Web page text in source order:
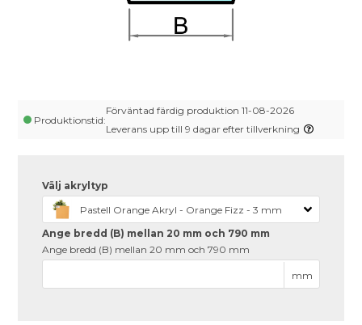
Produktionstid:
Förväntad färdig produktion 11-08-2026
Leverans upp till 9 dagar efter tillverkning
Välj akryltyp
Pastell Orange Akryl - Orange Fizz - 3 mm
Ange bredd (B) mellan 20 mm och 790 mm
Ange bredd (B) mellan 20 mm och 790 mm
mm